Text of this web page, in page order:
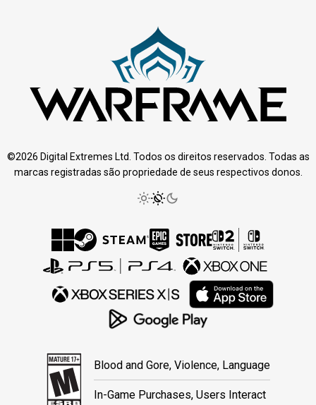
©2026 Digital Extremes Ltd. Todos os direitos reservados. Todas as
marcas registradas são propriedade de seus respectivos donos.
Blood and Gore, Violence, Language
In-Game Purchases, Users Interact